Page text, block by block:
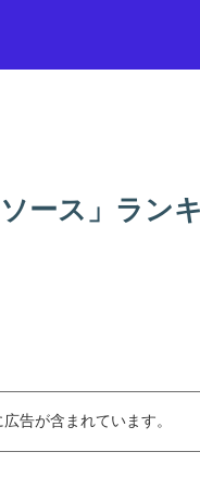
ース」ラン
告が含まれています。